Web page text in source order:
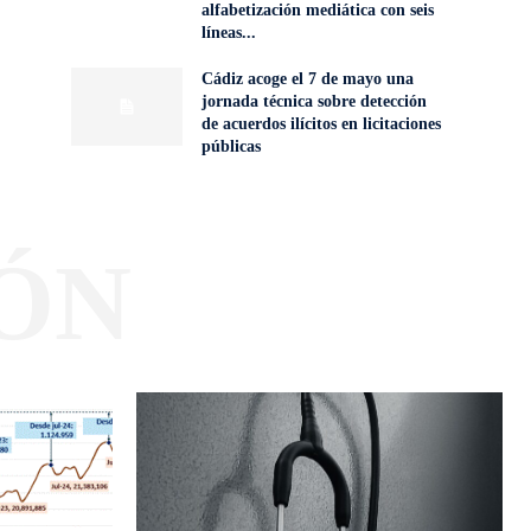
alfabetización mediática con seis
líneas...
Cádiz acoge el 7 de mayo una
jornada técnica sobre detección
de acuerdos ilícitos en licitaciones
públicas